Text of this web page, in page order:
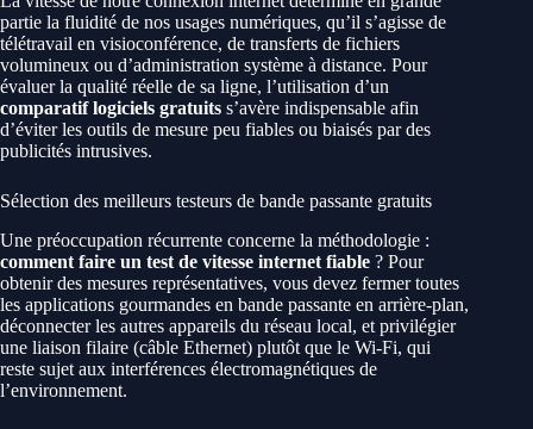
partie la fluidité de nos usages numériques, qu’il s’agisse de
télétravail en visioconférence, de transferts de fichiers
volumineux ou d’administration système à distance. Pour
évaluer la qualité réelle de sa ligne, l’utilisation d’un
comparatif logiciels gratuits s’avère indispensable afin
d’éviter les outils de mesure peu fiables ou biaisés par des
publicités intrusives.
Sélection des meilleurs testeurs de bande passante gratuits
Une préoccupation récurrente concerne la méthodologie :
comment faire un test de vitesse internet fiable ? Pour
obtenir des mesures représentatives, vous devez fermer toutes
les applications gourmandes en bande passante en arrière-plan,
déconnecter les autres appareils du réseau local, et privilégier
une liaison filaire (câble Ethernet) plutôt que le Wi-Fi, qui
reste sujet aux interférences électromagnétiques de
l’environnement.